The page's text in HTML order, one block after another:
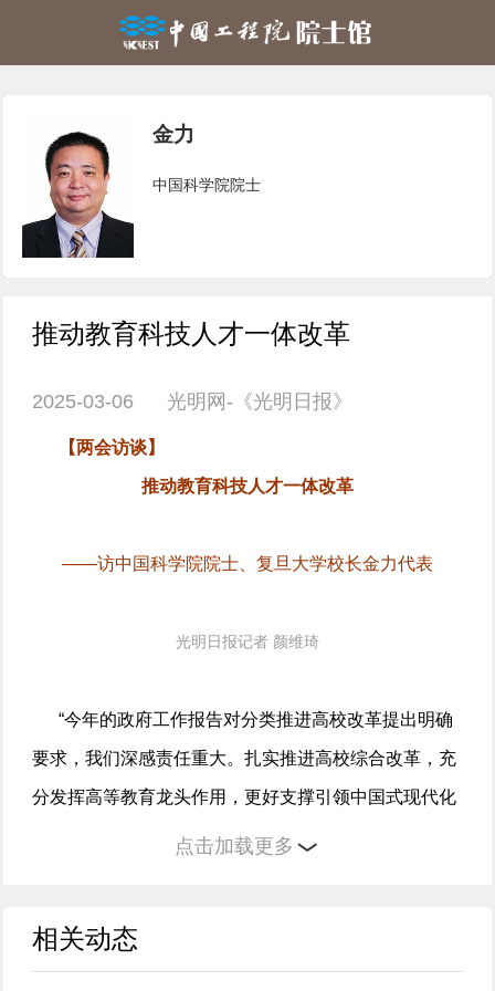
金力
中国科学院院士
推动教育科技人才一体改革
2025-03-06 光明网-《光明日报》
【两会访谈】
推动教育科技人才一体改革
——访中国科学院院士、复旦大学校长金力代表
光明日报记者 颜维琦
“今年的政府工作报告对分类推进高校改革提出明确
要求，我们深感责任重大。扎实推进高校综合改革，充
分发挥高等教育龙头作用，更好支撑引领中国式现代化
建设，是高校当前最紧要的任务。”中国科学院院士、复
“面对百年变局加速演进，面对当前经济社会形势，
点击加载更多
相关动态